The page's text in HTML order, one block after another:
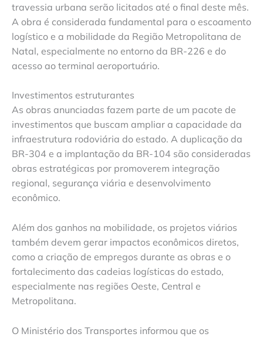
travessia urbana serão licitados até o final deste mês.
A obra é considerada fundamental para o escoamento
logístico e a mobilidade da Região Metropolitana de
Natal, especialmente no entorno da BR-226 e do
acesso ao terminal aeroportuário.
Investimentos estruturantes
As obras anunciadas fazem parte de um pacote de
investimentos que buscam ampliar a capacidade da
infraestrutura rodoviária do estado. A duplicação da
BR-304 e a implantação da BR-104 são consideradas
obras estratégicas por promoverem integração
regional, segurança viária e desenvolvimento
econômico.
Além dos ganhos na mobilidade, os projetos viários
também devem gerar impactos econômicos diretos,
como a criação de empregos durante as obras e o
fortalecimento das cadeias logísticas do estado,
especialmente nas regiões Oeste, Central e
Metropolitana.
O Ministério dos Transportes informou que os